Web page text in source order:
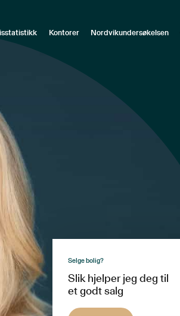
Kontorer Nordvikundersøkelsen
Selge bolig?
Slik hjelper jeg deg til
et godt salg